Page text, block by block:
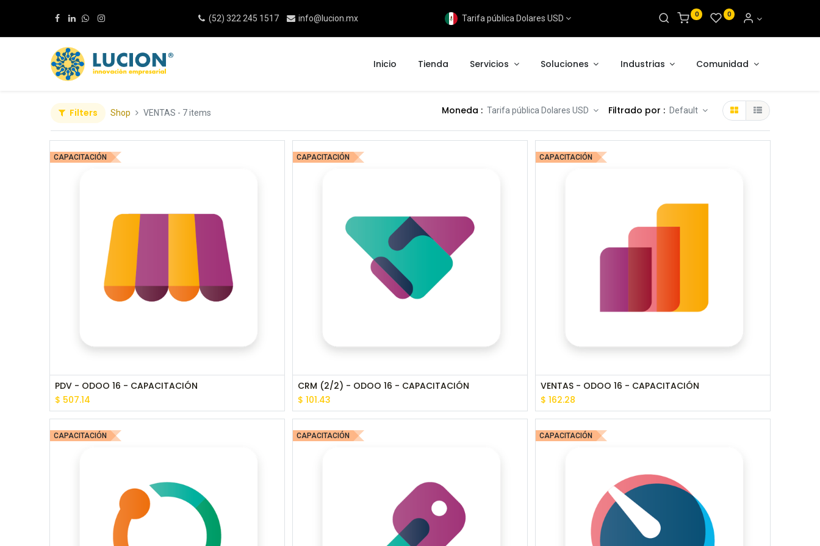
(52) 322 245 1517 info@lucion.mx Tarifa pública Dolares USD 0 0
Inicio Tienda Servicios Soluciones Industrias Comunidad
Filters Shop VENTAS - 7 items Moneda : Tarifa pública Dolares USD Filtrado por : Default
PDV - ODOO 16 - CAPACITACIÓN
$ 507.14
CAPACITACIÓN
CRM (2/2) - ODOO 16 - CAPACITACIÓN
$ 101.43
CAPACITACIÓN
VENTAS - ODOO 16 - CAPACITACIÓN
$ 162.28
CAPACITACIÓN
CAPACITACIÓN CAPACITACIÓN CAPACITACIÓN